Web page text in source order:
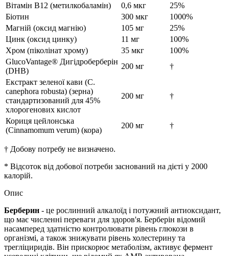
Вітамін B12 (метилкобаламін)
0,6 мкг
25%
Біотин
300 мкг
1000%
Магній (оксид магнію)
105 мг
25%
Цинк (оксид цинку)
11 мг
100%
Хром (піколінат хрому)
35 мкг
100%
GlucoVantage® Дигідроберберін
(DHB)
200 мг
†
Екстракт зеленої кави (C.
canephora robusta) (зерна)
стандартизований для 45%
хлорогенових кислот
200 мг †
Кориця цейлонська
(Cinnamomum verum) (кора)
200 мг †
† Добову потребу не визначено.
* Відсоток від добової потреби заснований на дієті у 2000
калорій.
Опис
Берберин - це рослинний алкалоїд і потужний антиоксидант,
що має численні переваги для здоров'я. Берберін відомий
насамперед здатністю контролювати рівень глюкози в
організмі, а також знижувати рівень холестерину та
трегліциридів. Він прискорює метаболізм, активує фермент